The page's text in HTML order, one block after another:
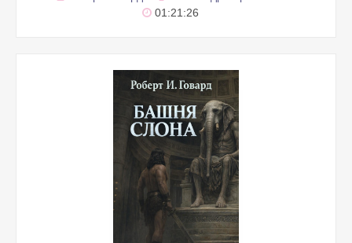
01:21:26